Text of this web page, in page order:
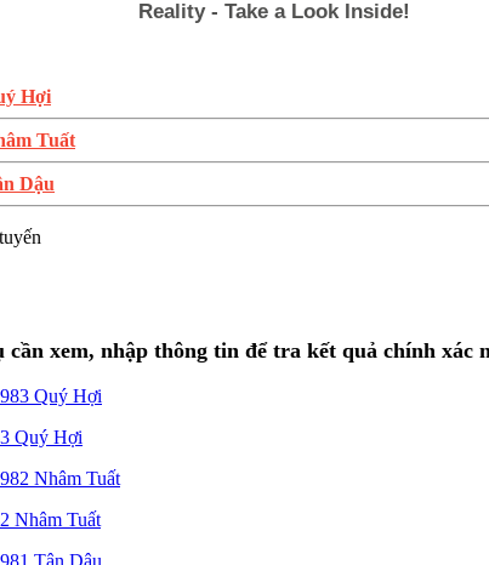
Hợi
Tuất
Dậu
cần xem, nhập thông tin để tra kết quả chính xác
Quý Hợi
Nhâm Tuất